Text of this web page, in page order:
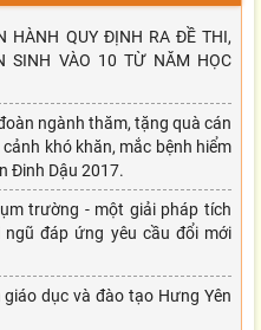
HÀNH QUY ĐỊNH RA ĐỀ THI,
SINH VÀO 10 TỪ NĂM HỌC
ngành thăm, tặng quà cán
khó khăn, mắc bệnh hiểm
Đinh Dậu 2017.
trường - một giải pháp tích
đáp ứng yêu cầu đổi mới
dục và đào tạo Hưng Yên